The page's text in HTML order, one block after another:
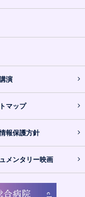
演
マップ
報保護方針
メンタリー映画